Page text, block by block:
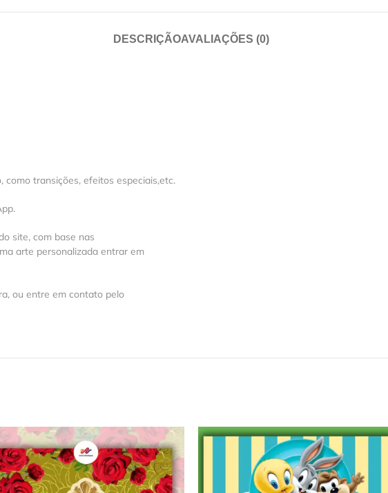
DESCRIÇÃOAVALIAÇÕES (0)
como transições, efeitos especiais,etc.
site, com base nas
arte personalizada entrar em
ou entre em contato pelo